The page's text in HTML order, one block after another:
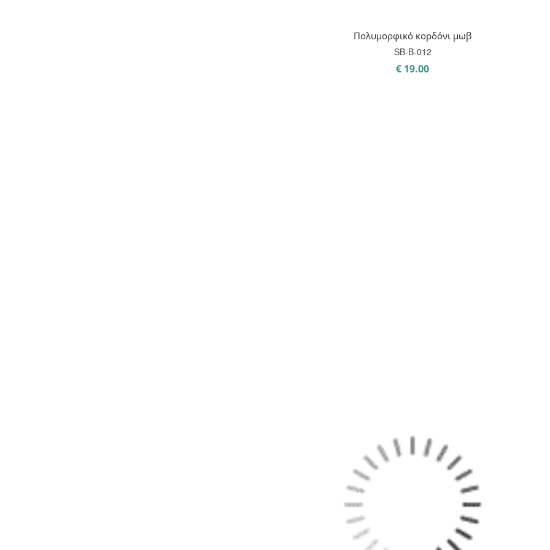
Πολυμορφικό κορδόνι μωβ
SB-B-012
€ 19.00